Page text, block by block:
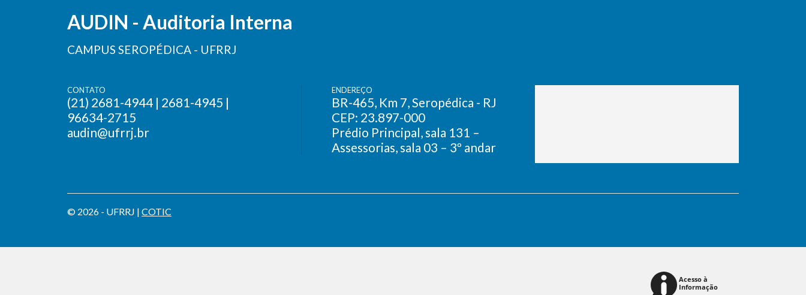
AUDIN - Auditoria Interna
CAMPUS SEROPÉDICA - UFRRJ
CONTATO
(21) 2681-4944 | 2681-4945 |
96634-2715
audin@ufrrj.br
ENDEREÇO
BR-465, Km 7, Seropédica - RJ
CEP: 23.897-000
Prédio Principal, sala 131 –
Assessorias, sala 03 – 3º andar
© 2026 - UFRRJ | COTIC